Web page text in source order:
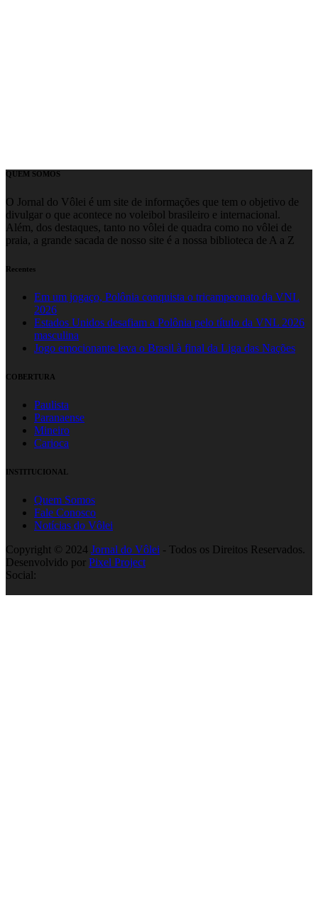
QUEM SOMOS
O Jornal do Vôlei é um site de informações que tem o objetivo de
divulgar o que acontece no voleibol brasileiro e internacional.
Além, dos destaques, tanto no vôlei de quadra como no vôlei de
praia, a grande sacada de nosso site é a nossa biblioteca de A a Z
Recentes
Em um jogaço, Polônia conquista o tricampeonato da VNL
2026
Estados Unidos desafiam a Polônia pelo título da VNL 2026
masculina
Jogo emocionante leva o Brasil à final da Liga das Nações
COBERTURA
Paulista
Paranaense
Mineiro
Carioca
INSTITUCIONAL
Quem Somos
Fale Conosco
Notícias do Vôlei
Copyright © 2024 Jornal do Vôlei - Todos os Direitos Reservados.
Desenvolvido por Pixel Project
Social: